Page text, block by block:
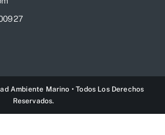
Ambiente Marino • Todos Los Derechos
Reservados.